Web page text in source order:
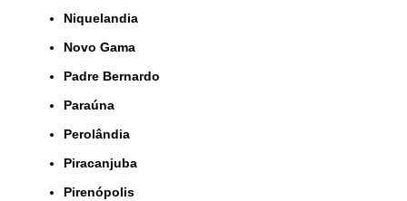
Niquelandia
Novo Gama
Padre Bernardo
Paraúna
Perolândia
Piracanjuba
Pirenópolis